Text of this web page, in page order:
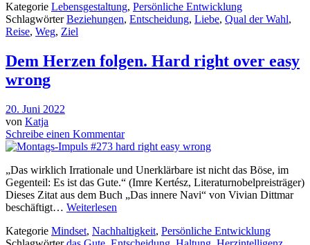
Kategorie Lebensgestaltung, Persönliche Entwicklung
SchlagwörterBeziehungen, Entscheidung, Liebe, Qual der Wahl,
Reise, Weg, Ziel
Dem Herzen folgen. Hard right over easy
wrong
20. Juni 2022
von Katja
Schreibe einen Kommentar
„Das wirklich Irrationale und Unerklärbare ist nicht das Böse, im
Gegenteil: Es ist das Gute.“ (Imre Kertész, Literaturnobelpreisträger)
Dieses Zitat aus dem Buch „Das innere Navi“ von Vivian Dittmar
beschäftigt… Weiterlesen
Kategorie Mindset, Nachhaltigkeit, Persönliche Entwicklung